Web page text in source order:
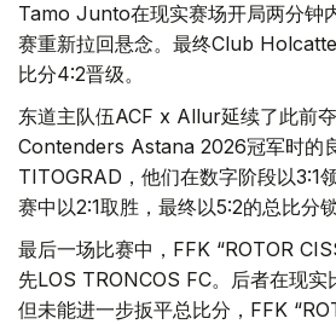
Tamo Junto在现实赛场开局两分钟
赛重新拉回悬念。最终Club
比分4:2晋级。
东道主队伍ACF x Allur延续了此前
Contenders Astana 2026冠军时的
TITOGRAD，他们在数字阶段以3:1
赛中以2:1取胜，最终以5:2的总比分
最后一场比赛中，FFK “ROTOR
先LOS TRONCOS FC。后者在现实
但未能进一步扳平总比分，FFK